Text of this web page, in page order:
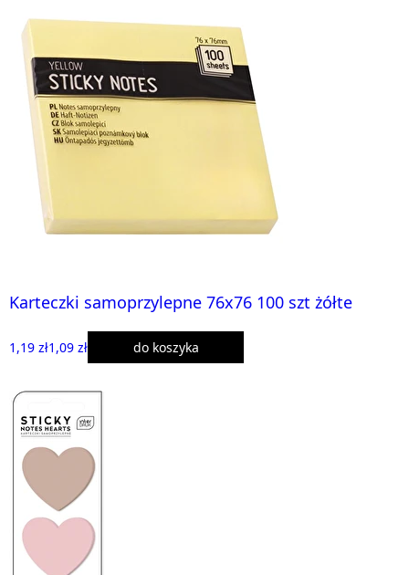
Karteczki samoprzylepne 76x76 100 szt żółte
1,19 zł1,09 zł do koszyka